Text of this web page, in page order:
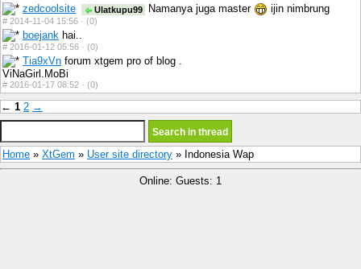
zedcoolsite Ulatkupu99 Namanya juga master ijin nimbrung
# 2014-11-04 15:56 · (0)
boejank hai..
# 2016-01-12 05:56 · (0)
Tia9xVn forum xtgem pro of blog .
ViNaGirl.MoBi
# 2016-01-17 08:52 · (0)
← 1 2 →
Home » XtGem » User site directory » Indonesia Wap
Online: Guests: 1